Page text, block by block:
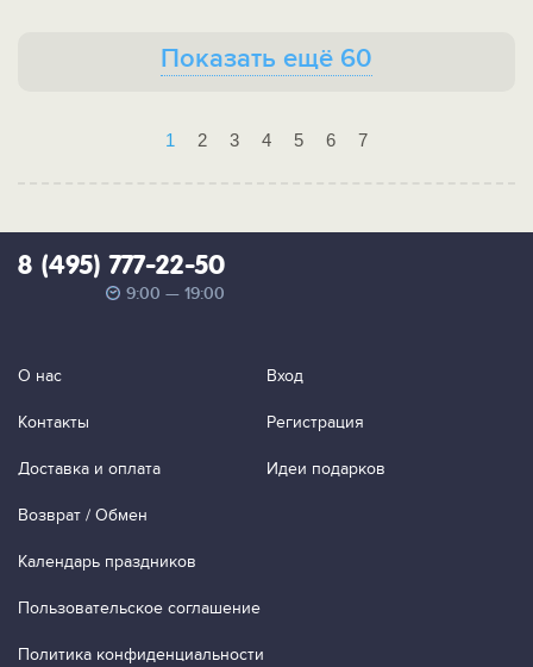
Показать ещё 60
1 2 3 4 5 6 7
8 (495) 777-22-50
9:00 — 19:00
О нас
Контакты
Доставка и оплата
Возврат / Обмен
Календарь праздников
Пользовательское соглашение
Политика конфиденциальности
Вход
Регистрация
Идеи подарков